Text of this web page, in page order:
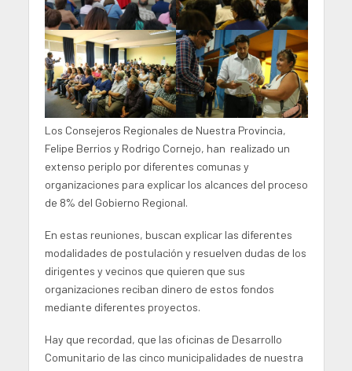
Los Consejeros Regionales de Nuestra Provincia,
Felipe Berrios y Rodrigo Cornejo, han realizado un
extenso periplo por diferentes comunas y
organizaciones para explicar los alcances del proceso
de 8% del Gobierno Regional.
En estas reuniones, buscan explicar las diferentes
modalidades de postulación y resuelven dudas de los
dirigentes y vecinos que quieren que sus
organizaciones reciban dinero de estos fondos
mediante diferentes proyectos.
Hay que recordad, que las oficinas de Desarrollo
Comunitario de las cinco municipalidades de nuestra